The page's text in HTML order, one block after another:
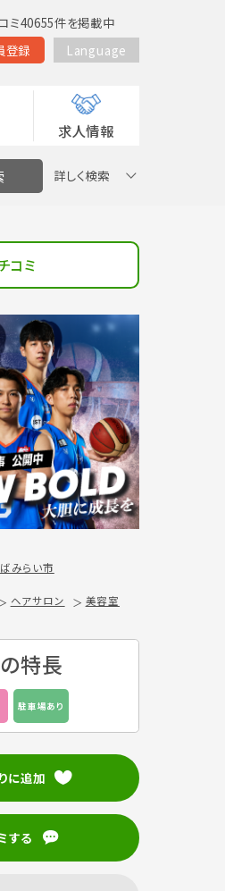
ミ40655件を掲載中
登録 Language
求人情報
詳しく検索
コミ
みらい市
ヘアサロン 美容室
特長
駐車場あり
に追加
する